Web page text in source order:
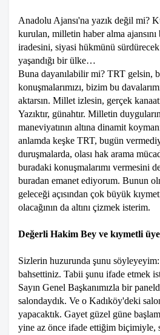
Anadolu Ajansı'na yazık değil mi?
kurulan, milletin haber alma ajansını
iradesini, siyasi hükmünü
yaşandığı bir ülke…
Buna dayanılabilir mi? TRT gelsin,
konuşmalarımızı, bizim bu
aktarsın. Millet izlesin, gerçek
Yazıktır, günahtır. Milletin
maneviyatının altına dinamit
anlamda keşke TRT, bugün
duruşmalarda, olası hak arama
buradaki konuşmalarımı vermesini
buradan emanet ediyorum. Bunun
geleceği açısından çok büyük
olacağının da altını çizmek isterim.
Değerli Hakim Bey ve kıymetli
Sizlerin huzurunda şunu
bahsettiniz. Tabii şunu ifade etmek
Sayın Genel Başkanımızla bir
salondaydık. Ve o Kadıköy'deki
yapacaktık. Gayet güzel güne
yine az önce ifade ettiğim biçimiyle,